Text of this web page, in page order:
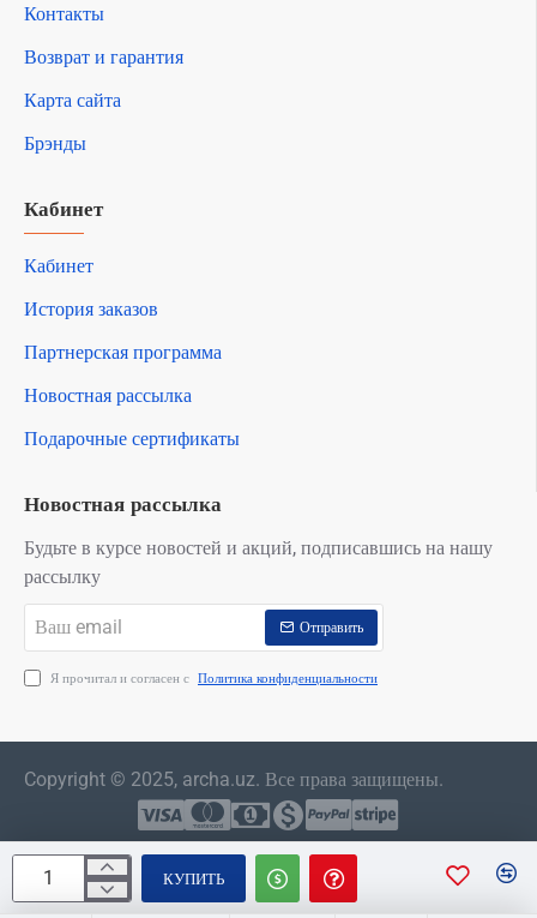
КУПИТЬ
Контакты
Возврат и гарантия
Карта сайта
Брэнды
Кабинет
Кабинет
История заказов
Партнерская программа
Новостная рассылка
Подарочные сертификаты
Новостная рассылка
Будьте в курсе новостей и акций, подписавшись на нашу
рассылку
email
Отправить
Я прочитал и согласен с Политика конфиденциальности
Copyright © 2025, archa.uz. Все права защищены.